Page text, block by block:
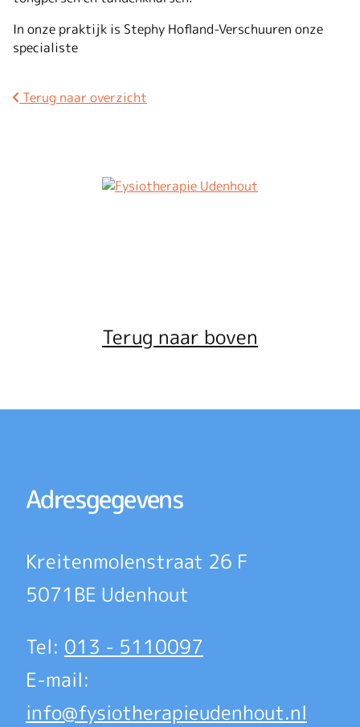
In onze praktijk is Stephy Hofland-Verschuuren onze
specialiste
Terug naar overzicht
Terug naar boven
Adresgegevens
Kreitenmolenstraat 26 F
5071BE Udenhout
Tel: 013 - 5110097
E-mail:
info@fysiotherapieudenhout.nl